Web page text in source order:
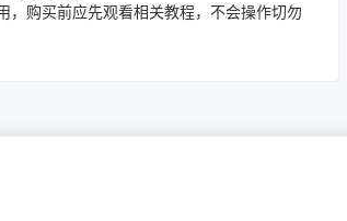
，购买前应先观看相关教程，不会操作切勿